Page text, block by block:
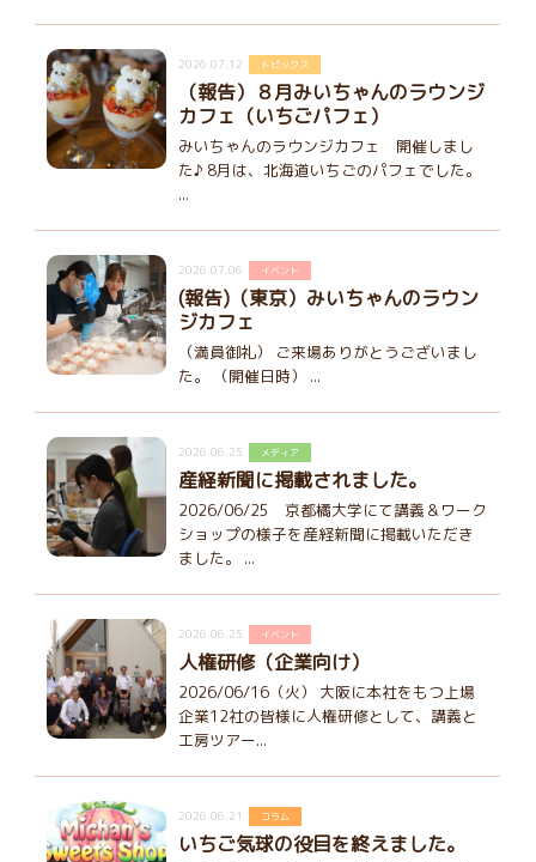
2026.07.12 トピックス
（報告）８月みいちゃんのラウンジ
カフェ（いちごパフェ）
みいちゃんのラウンジカフェ 開催しまし
た♪ 8月は、北海道いちごのパフェでした。
...
2026.07.06 イベント
(報告)（東京）みいちゃんのラウン
ジカフェ
（満員御礼） ご来場ありがとうございまし
た。 （開催日時） ...
2026.06.25 メディア
産経新聞に掲載されました。
2026/06/25 京都橘大学にて講義＆ワーク
ショップの様子を産経新聞に掲載いただき
ました。 ...
2026.06.25 イベント
人権研修（企業向け）
2026/06/16（火） 大阪に本社をもつ上場
企業12社の皆様に人権研修として、講義と
工房ツアー...
2026.06.21 コラム
いちご気球の役目を終えました。